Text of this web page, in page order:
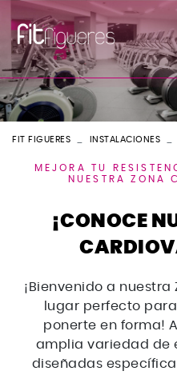
FIT FIGUERES INSTALACIONES
MEJORA TU
NUESTRA ZONA
¡CONOCE
¡Bienvenido a nuestra
lugar perfecto
ponerte en forma!
amplia variedad de
diseñadas